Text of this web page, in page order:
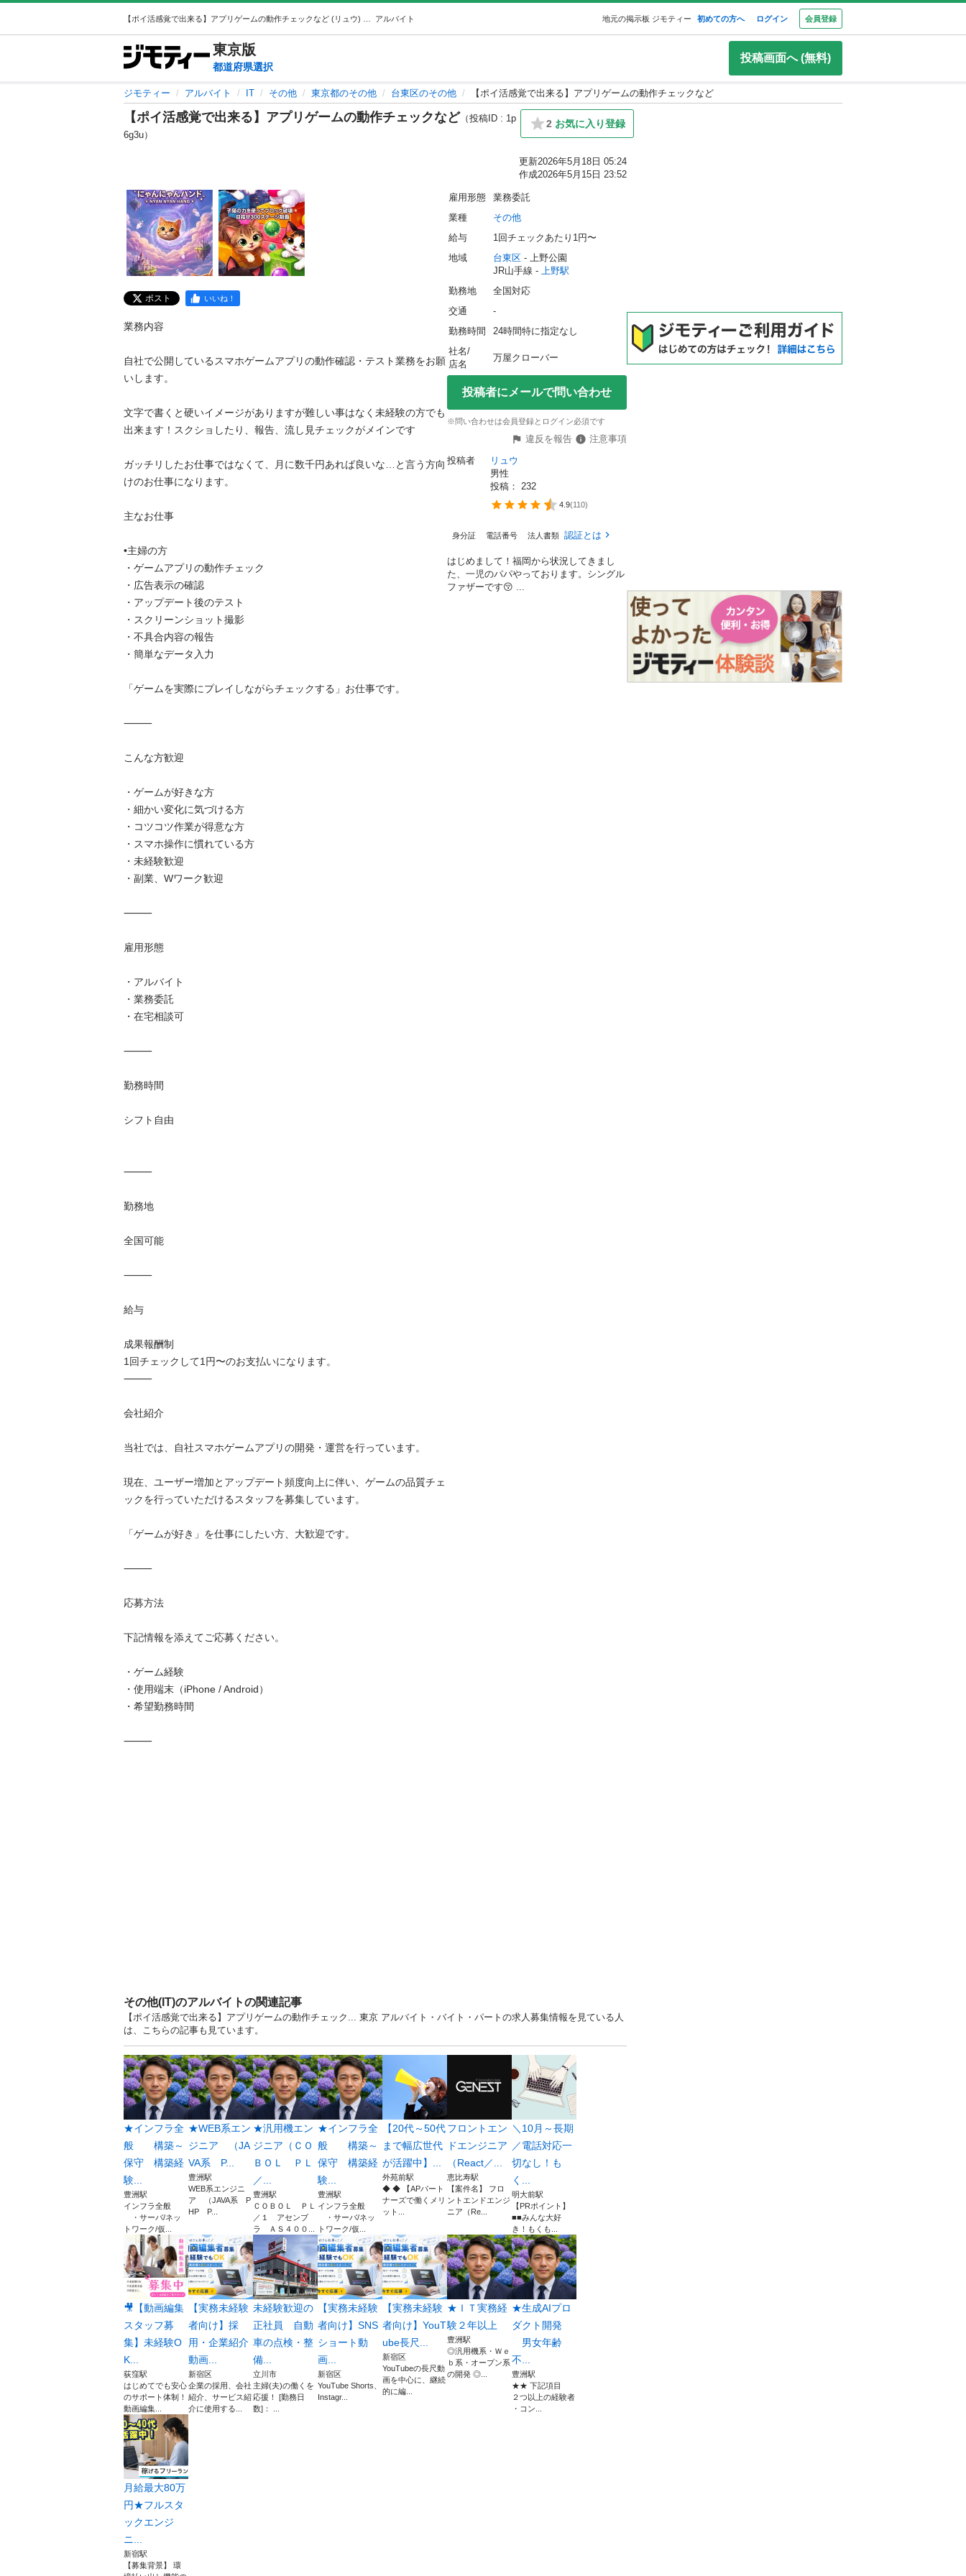
アルバイト 地元の掲示板 ジモティー 初めての方へ ログイン 会員登録
東京版
都道府県選択
投稿画面へ (無料)
ジモティー アルバイト IT その他 東京都のその他 台東区のその他 【ポイ活感覚で出来る】アプリゲームの動作チェックなど
【ポイ活感覚で出来る】アプリゲームの動作チェックなど （投稿ID : 1p
6g3u）
2 お気に入り登録
更新2026年5月18日 05:24
作成2026年5月15日 23:52
ポスト いいね！
業務内容
自社で公開しているスマホゲームアプリの動作確認・テスト業務をお願
いします。
文字で書くと硬いイメージがありますが難しい事はなく未経験の方でも
出来ます！スクショしたり、報告、流し見チェックがメインです
ガッチリしたお仕事ではなくて、月に数千円あれば良いな…と言う方向
けのお仕事になります。
主なお仕事
•主婦の方
・ゲームアプリの動作チェック
・広告表示の確認
・アップデート後のテスト
・スクリーンショット撮影
・不具合内容の報告
・簡単なデータ入力
「ゲームを実際にプレイしながらチェックする」お仕事です。
⸻
こんな方歓迎
・ゲームが好きな方
・細かい変化に気づける方
・コツコツ作業が得意な方
・スマホ操作に慣れている方
・未経験歓迎
・副業、Wワーク歓迎
⸻
雇用形態
・アルバイト
・業務委託
・在宅相談可
⸻
勤務時間
シフト自由
⸻
勤務地
全国可能
⸻
給与
成果報酬制
1回チェックして1円〜のお支払いになります。
⸻
会社紹介
当社では、自社スマホゲームアプリの開発・運営を行っています。
現在、ユーザー増加とアップデート頻度向上に伴い、ゲームの品質チェ
ックを行っていただけるスタッフを募集しています。
「ゲームが好き」を仕事にしたい方、大歓迎です。
⸻
応募方法
下記情報を添えてご応募ください。
・ゲーム経験
・使用端末（iPhone / Android）
・希望勤務時間
⸻
雇用形態
業務委託
業種
その他
給与
1回チェックあたり1円〜
地域
台東区 - 上野公園
JR山手線 - 上野駅
勤務地
全国対応
交通
-
勤務時間
24時間特に指定なし
社名/
店名
万屋クローバー
投稿者にメールで問い合わせ
※問い合わせは会員登録とログイン必須です
違反を報告
注意事項
投稿者
リュウ
男性
投稿： 232
4.9(110)
身分証 電話番号 法人書類 認証とは
はじめまして！福岡から状況してきまし
た、一児のパパやっております。シングル
ファザーです😚 ...
その他(IT)のアルバイトの関連記事
【ポイ活感覚で出来る】アプリゲームの動作チェック... 東京 アルバイト・バイト・パートの求人募集情報を見ている人
は、こちらの記事も見ています。
★インフラ全
般 構築～
保守 構築経
験...
豊洲駅
インフラ全般
・サーバ/ネッ
トワーク/仮...
★WEB系エン
ジニア （JA
VA系 P...
豊洲駅
WEB系エンジニ
ア （JAVA系 P
HP P...
★汎用機エン
ジニア（ＣＯ
ＢＯＬ ＰＬ
／...
豊洲駅
ＣＯＢＯＬ ＰＬ
／１ アセンブ
ラ ＡＳ４００...
★インフラ全
般 構築～
保守 構築経
験...
豊洲駅
インフラ全般
・サーバ/ネッ
トワーク/仮...
【20代～50代
まで幅広世代
が活躍中】...
外苑前駅
◆ ◆ 【APパート
ナーズで働くメリ
ット...
フロントエン
ドエンジニア
（React／...
恵比寿駅
【案件名】 フロ
ントエンドエンジ
ニア（Re...
＼10月～長期
／電話対応一
切なし！も
く...
明大前駅
【PRポイント】
■■みんな大好
き！もくも...
🎥【動画編集
スタッフ募
集】未経験O
K...
荻窪駅
はじめてでも安心
のサポート体制！
動画編集...
【実務未経験
者向け】採
用・企業紹介
動画...
新宿区
企業の採用、会社
紹介、サービス紹
介に使用する...
未経験歓迎の
正社員 自動
車の点検・整
備...
立川市
主婦(夫)の働くを
応援！ [勤務日
数]： ...
【実務未経験
者向け】SNS
ショート動
画...
新宿区
YouTube Shorts、
Instagr...
【実務未経験
者向け】YouT
ube長尺...
新宿区
YouTubeの長尺動
画を中心に、継続
的に編...
★ＩＴ実務経
験２年以上
豊洲駅
◎汎用機系・Ｗｅ
ｂ系・オープン系
の開発 ◎...
★生成AIプロ
ダクト開発
男女年齢
不...
豊洲駅
★★ 下記項目
２つ以上の経験者
・コン...
月給最大80万
円★フルスタ
ックエンジ
ニ...
新宿駅
【募集背景】 環